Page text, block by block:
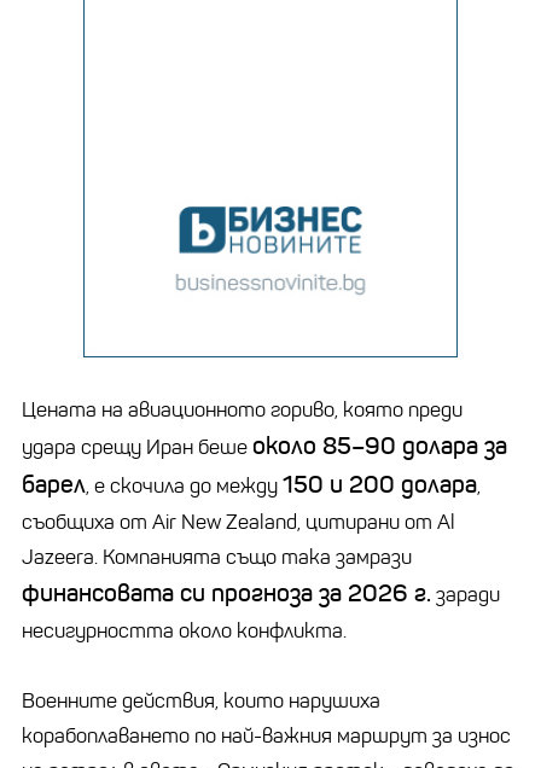
Цената на авиационното гориво, която преди
удара срещу Иран беше около 85–90 долара за
барел, е скочила до между150 и 200 долара,
съобщиха от Air New Zealand, цитирани от Al
Jazeera. Компанията също така замрази
финансовата си прогноза за 2026 г. заради
несигурността около конфликта.
Военните действия, които нарушиха
корабоплаването по най-важния маршрут за износ